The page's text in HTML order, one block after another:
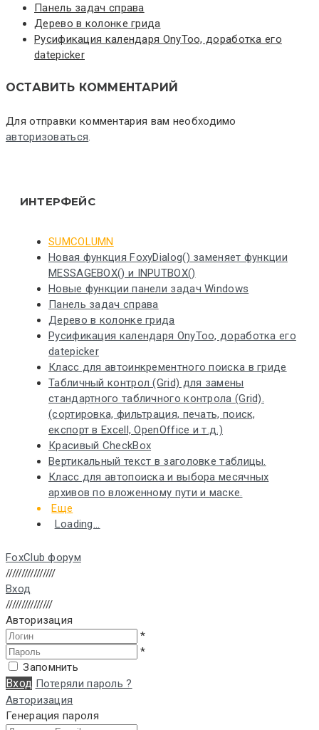
Панель задач справа
Дерево в колонке грида
Русификация календаря OnyToo, доработка его
datepicker
ОСТАВИТЬ КОММЕНТАРИЙ
Для отправки комментария вам необходимо
авторизоваться.
ИНТЕРФЕЙС
SUMCOLUMN
Новая функция FoxyDialog() заменяет функции
MESSAGEBOX() и INPUTBOX()
Новые функции панели задач Windows
Панель задач справа
Дерево в колонке грида
Русификация календаря OnyToo, доработка его
datepicker
Класс для автоинкрементного поиска в гриде
Табличный контрол (Grid) для замены
стандартного табличного контрола (Grid).
(сортировка, фильтрация, печать, поиск,
експорт в Excell, OpenOffice и т.д.)
Красивый CheckBox
Вертикальный текст в заголовке таблицы.
Класс для автопоиска и выбора месячных
архивов по вложенному пути и маске.
Еще
Loading...
FoxClub форум
////////////////
Вход
///////////////
Авторизация
*
*
Запомнить
Вход Потеряли пароль ?
Авторизация
Генерация пароля